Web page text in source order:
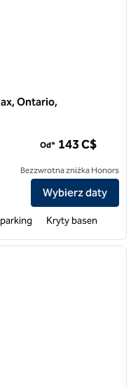
Ontario,
by Hilton® Ajax,
Od* 143 C$
Bezzwrotna zniżka Honors
Wybierz daty
Kryty basen